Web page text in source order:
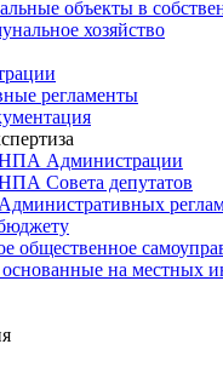
объекты в
хозяйство
регламенты
Администрации
Совета депутатов
общественное
на местных